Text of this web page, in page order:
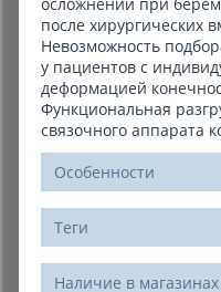
после хирургических
Невозможность
у пациентов с
деформацией
Функциональная
связочного аппарата
Особенности
Теги
Наличие в магазинах